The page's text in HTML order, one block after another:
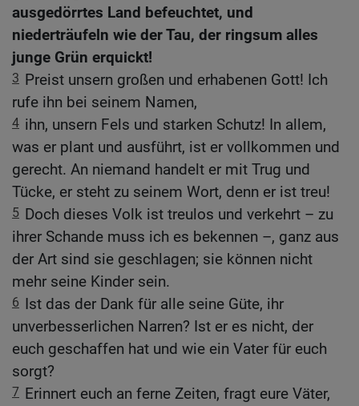
ausgedörrtes Land befeuchtet, und
niederträufeln wie der Tau, der ringsum alles
junge Grün erquickt!
3 Preist unsern großen und erhabenen Gott! Ich
rufe ihn bei seinem Namen,
4 ihn, unsern Fels und starken Schutz! In allem,
was er plant und ausführt, ist er vollkommen und
gerecht. An niemand handelt er mit Trug und
Tücke, er steht zu seinem Wort, denn er ist treu!
5 Doch dieses Volk ist treulos und verkehrt – zu
ihrer Schande muss ich es bekennen –, ganz aus
der Art sind sie geschlagen; sie können nicht
mehr seine Kinder sein.
6 Ist das der Dank für alle seine Güte, ihr
unverbesserlichen Narren? Ist er es nicht, der
euch geschaffen hat und wie ein Vater für euch
sorgt?
7 Erinnert euch an ferne Zeiten, fragt eure Väter,